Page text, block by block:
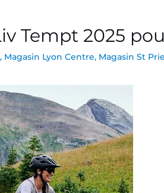
Tempt 2025
, Magasin Lyon Centre, Magasin St